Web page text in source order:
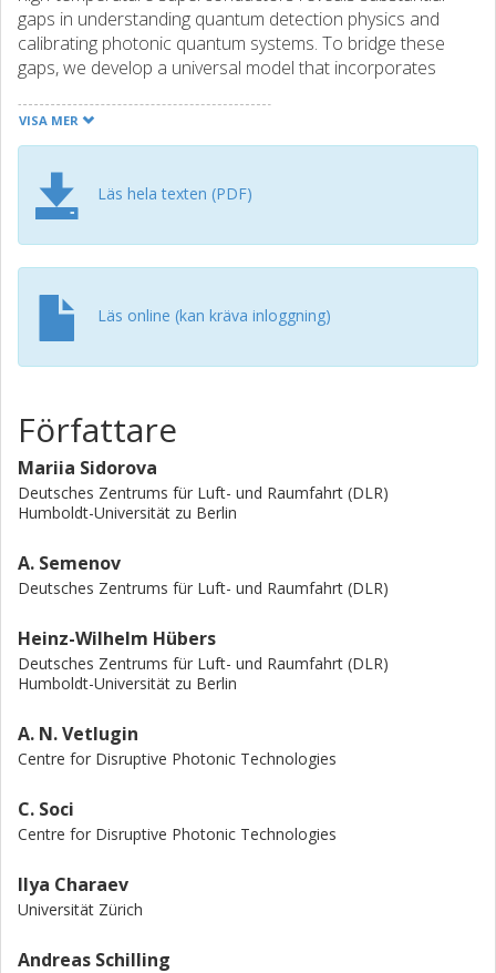
gaps in understanding quantum detection physics and
calibrating photonic quantum systems. To bridge these
gaps, we develop a universal model that incorporates
for photonic quantum sensors. We validate our approach
using modern MgB2 nanowire detectors, retrieving their
disentangling the complex statistics of single- and multi-
photon detection. Our model can augment quantum
detector tomography by embedding physical constraints,
and it offers a practical tool for modeling and engineering
conditions.
VISA MER
Läs hela texten (PDF)
Läs online (kan kräva inloggning)
Författare
Mariia Sidorova
Deutsches Zentrums für Luft- und Raumfahrt (DLR)
Humboldt-Universität zu Berlin
A. Semenov
Deutsches Zentrums für Luft- und Raumfahrt (DLR)
Heinz-Wilhelm Hübers
Deutsches Zentrums für Luft- und Raumfahrt (DLR)
Humboldt-Universität zu Berlin
A. N. Vetlugin
Centre for Disruptive Photonic Technologies
C. Soci
Centre for Disruptive Photonic Technologies
Ilya Charaev
Universität Zürich
Andreas Schilling